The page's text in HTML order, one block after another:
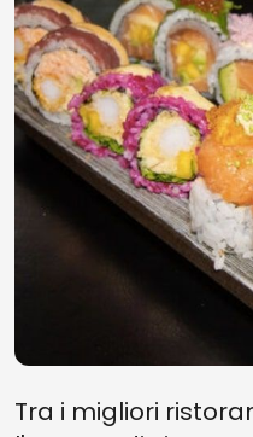
Tra i migliori